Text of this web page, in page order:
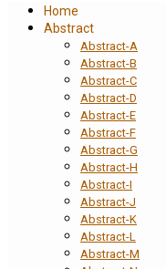
Home
Abstract
Abstract-A
Abstract-B
Abstract-C
Abstract-D
Abstract-E
Abstract-F
Abstract-G
Abstract-H
Abstract-I
Abstract-J
Abstract-K
Abstract-L
Abstract-M